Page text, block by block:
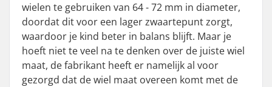
wielen te gebruiken van 64 - 72 mm in diameter,
doordat dit voor een lager zwaartepunt zorgt,
waardoor je kind beter in balans blijft. Maar je
hoeft niet te veel na te denken over de juiste wiel
maat, de fabrikant heeft er namelijk al voor
gezorgd dat de wiel maat overeen komt met de